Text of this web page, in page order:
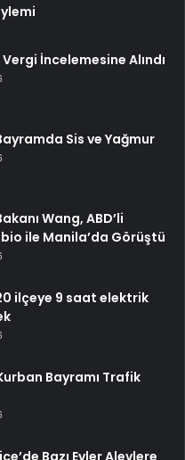
Vergi İncelemesine Alındı
Sis ve Yağmur
Wang, ABD’li
ile Manila’da Görüştü
ilçeye 9 saat elektrik
Bayramı Trafik